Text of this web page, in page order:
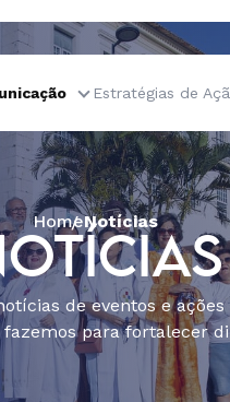
Estratégias de
HomeNotícias
de eventos e ações
para fortalecer